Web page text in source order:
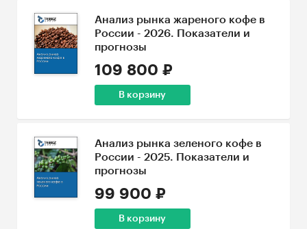
Анализ рынка жареного кофе в
России - 2026. Показатели и
прогнозы
109 800 ₽
В корзину
Анализ рынка зеленого кофе в
России - 2025. Показатели и
прогнозы
99 900 ₽
В корзину